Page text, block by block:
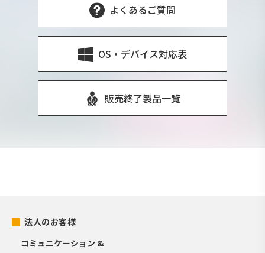
よくあるご質問
OS・デバイス対応表
販売終了製品一覧
法人のお客様
コミュニケーション &